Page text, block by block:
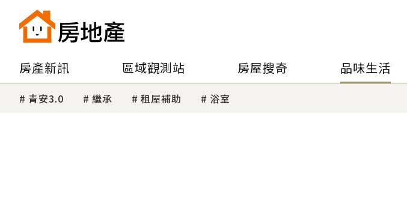
房產新訊 區域觀測站 房屋搜奇 品味生活
青安3.0 繼承 租屋補助 浴室